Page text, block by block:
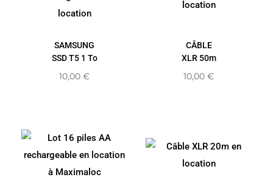
SAMSUNG
SSD T5 1 To
10,00 €
CÂBLE
XLR 50m
10,00 €